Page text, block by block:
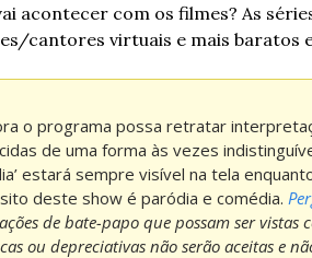
acontecer com os filmes? As
cantores virtuais e mais baratos
o programa possa retratar
de uma forma às vezes
estará sempre visível na tela
deste show é paródia e comédia.
de bate-papo que possam ser vistas
ou depreciativas não serão aceitas e